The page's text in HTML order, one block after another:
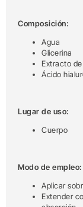
Composición:
Agua
Glicerina
Extracto
Ácido
Lugar de uso:
Cuerpo
Modo de empleo:
Aplicar
Extender